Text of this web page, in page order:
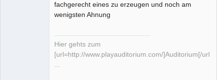
fachgerecht eines zu erzeugen und noch am
wenigsten Ahnung
Hier gehts zum
[url=http://www.playauditorium.com/]Auditorium[/url]